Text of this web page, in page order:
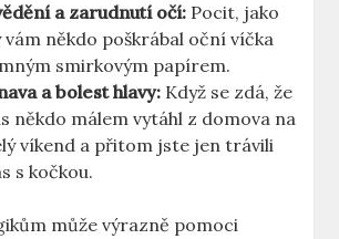
a zarudnutí očí: Pocit, jako
vám někdo poškrábal oční víčka
smirkovým papírem.
a bolest hlavy: Když se zdá, že
někdo málem vytáhl z domova na
víkend a přitom jste jen trávili
s kočkou.
může výrazně pomoci